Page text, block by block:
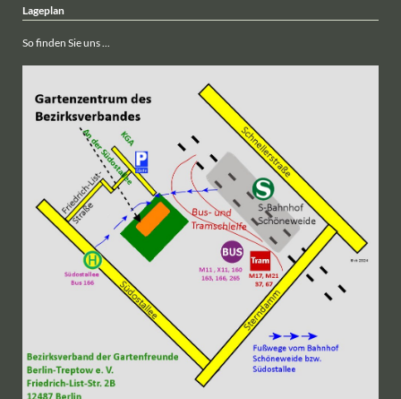
Lageplan
So finden Sie uns ...